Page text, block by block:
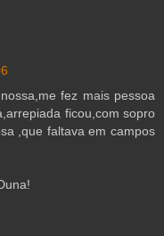
fez mais pessoa
ficou,com sopro
,que faltava em campos